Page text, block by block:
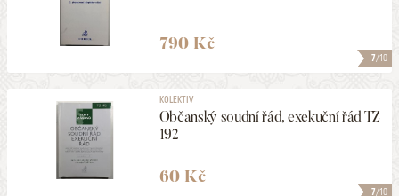
7/10
790 Kč
7/10
KOLEKTIV
Občanský soudní řád, exekuční řád TZ
192
60 Kč